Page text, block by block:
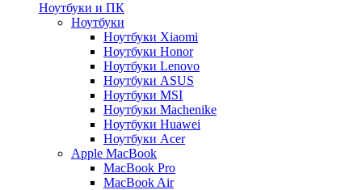
Ноутбуки и ПК
Ноутбуки
Ноутбуки Xiaomi
Ноутбуки Honor
Ноутбуки Lenovo
Ноутбуки ASUS
Ноутбуки MSI
Ноутбуки Machenike
Ноутбуки Huawei
Ноутбуки Acer
Apple MacBook
MacBook Pro
MacBook Air